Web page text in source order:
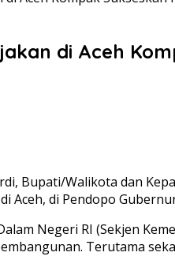
di Aceh
Bupati/Walikota dan
di Pendopo
Negeri RI (Sekjen
Terutama